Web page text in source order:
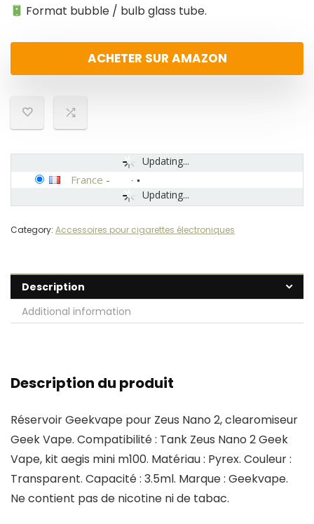
Format bubble / bulb glass tube.
ACHETER SUR AMAZON
Updating...
Updating...
France -
Category: Accessoires pour cigarettes électroniques
Description
Additional information
Description du produit
Réservoir Geekvape pour Zeus Nano 2, clearomiseur
Geek Vape. Compatibilité : Tank Zeus Nano 2 Geek
Vape, kit aegis mini m100. Matériau : Pyrex. Couleur :
Transparent. Capacité : 3.5ml. Marque : Geekvape.
Ne contient pas de nicotine ni de tabac.